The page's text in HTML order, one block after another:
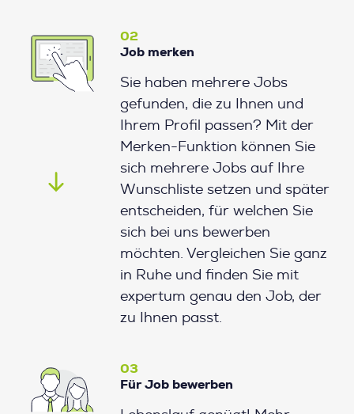
02
Job merken
Sie haben mehrere Jobs
gefunden, die zu Ihnen und
Ihrem Profil passen? Mit der
Merken-Funktion können Sie
sich mehrere Jobs auf Ihre
Wunschliste setzen und später
entscheiden, für welchen Sie
sich bei uns bewerben
möchten. Vergleichen Sie ganz
in Ruhe und finden Sie mit
expertum genau den Job, der
zu Ihnen passt.
03
Für Job bewerben